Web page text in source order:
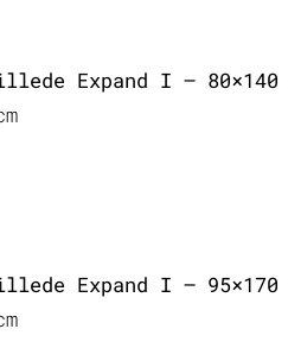
Expand I – 80×140
Expand I – 95×170